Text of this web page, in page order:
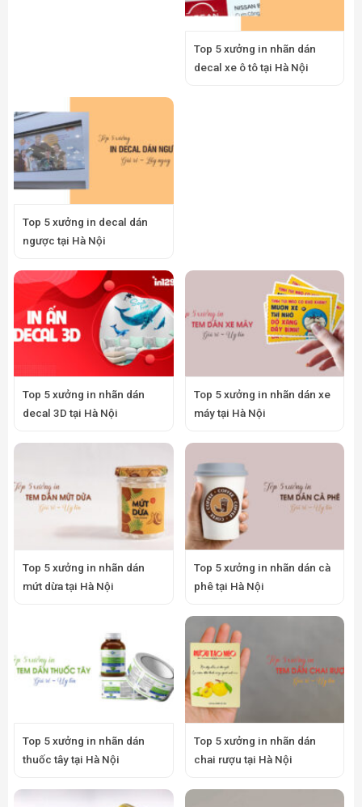
Top 5 xưởng in nhãn dán
decal xe ô tô tại Hà Nội
Top 5 xưởng in decal dán
ngược tại Hà Nội
Top 5 xưởng in nhãn dán
decal 3D tại Hà Nội
Top 5 xưởng in nhãn dán xe
máy tại Hà Nội
Top 5 xưởng in nhãn dán
mứt dừa tại Hà Nội
Top 5 xưởng in nhãn dán cà
phê tại Hà Nội
Top 5 xưởng in nhãn dán
thuốc tây tại Hà Nội
Top 5 xưởng in nhãn dán
chai rượu tại Hà Nội